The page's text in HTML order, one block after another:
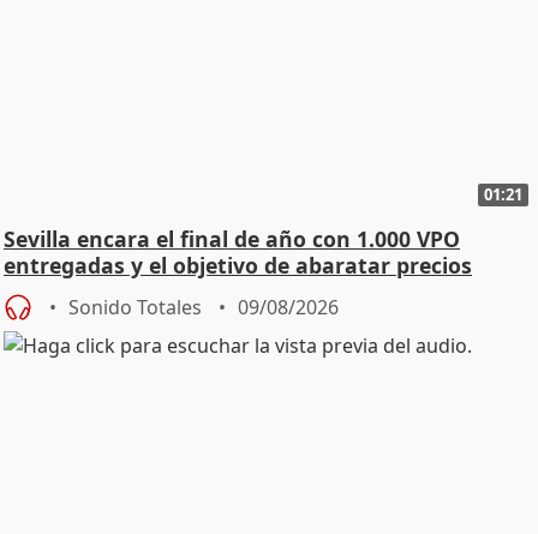
01:21
Sevilla encara el final de año con 1.000 VPO
entregadas y el objetivo de abaratar precios
Sonido Totales 09/08/2026